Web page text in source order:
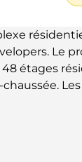
Le
étages
991 pieds
et
de
est